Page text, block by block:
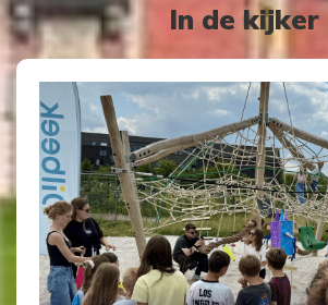
In de kijker